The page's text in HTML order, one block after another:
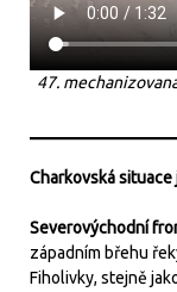
47.
Charkovská
Severovýchodní
západním břehu
Fiholivky, stejně